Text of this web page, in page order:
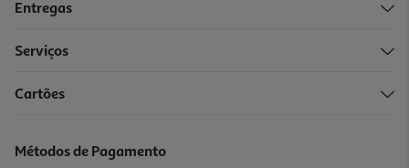
Entregas
Serviços
Cartões
Métodos de Pagamento